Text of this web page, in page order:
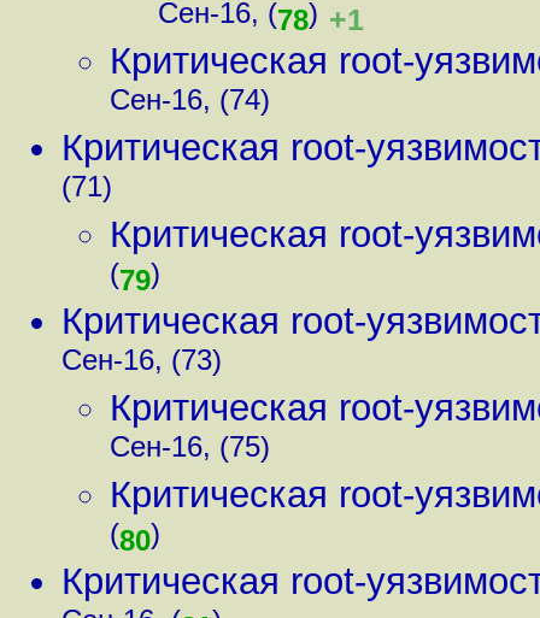
Сен-16, (78) +1
Критическая root-
Сен-16, (74)
Критическая root-
(71)
Критическая root-
(79)
Критическая root-
Сен-16, (73)
Критическая root-
Сен-16, (75)
Критическая root-
(80)
Критическая root-